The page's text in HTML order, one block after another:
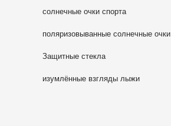
солнечные очки спорта
поляризовыванные солнечные очки
Защитные стекла
изумлённые взгляды лыжи